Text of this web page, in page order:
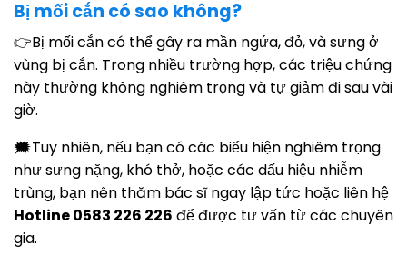
Bị mối cắn có sao không?
👉Bị mối cắn có thể gây ra mần ngứa, đỏ, và sưng ở
vùng bị cắn. Trong nhiều trường hợp, các triệu chứng
này thường không nghiêm trọng và tự giảm đi sau vài
giờ.
🗯Tuy nhiên, nếu bạn có các biểu hiện nghiêm trọng
như sưng nặng, khó thở, hoặc các dấu hiệu nhiễm
trùng, bạn nên thăm bác sĩ ngay lập tức hoặc liên hệ
Hotline 0583 226 226 để được tư vấn từ các chuyên
gia.